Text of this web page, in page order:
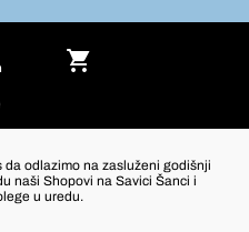
odlazimo na zasluženi godišnji
naši Shopovi na Savici Šanci i
u uredu.